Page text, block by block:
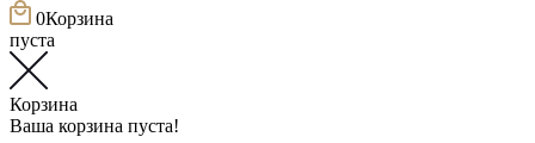
0Корзина
пуста
Корзина
Ваша корзина пуста!